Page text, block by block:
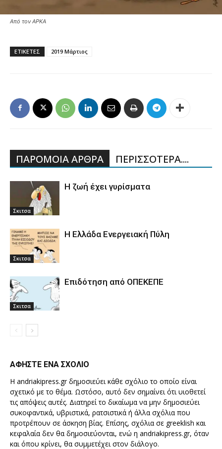
Από τον ΑΡΚΑ
ΕΤΙΚΕΤΕΣ 2019 Μάρτιος
ΠΑΡΟΜΟΙΑ ΑΡΘΡΑ ΠΕΡΙΣΣΟΤΕΡΑ....
Σκιτσα
Η ζωή έχει γυρίσματα
Σκιτσα
Η Ελλάδα Ενεργειακή Πύλη
Σκιτσα
Επιδότηση από ΟΠΕΚΕΠΕ
ΑΦΗΣΤΕ ΕΝΑ ΣΧΟΛΙΟ
Η andriakipress.gr δημοσιεύει κάθε σχόλιο το οποίο είναι
σχετικό με το θέμα. Ωστόσο, αυτό δεν σημαίνει ότι υιοθετεί
τις απόψεις αυτές. Διατηρεί το δικαίωμα να μην δημοσιεύει
συκοφαντικά, υβριστικά, ρατσιστικά ή άλλα σχόλια που
προτρέπουν σε άσκηση βίας. Επίσης, σχόλια σε greeklish και
κεφαλαία δεν θα δημοσιεύονται, ενώ η andriakipress.gr, όταν
και όπου κρίνει, θα συμμετέχει στον διάλογο.